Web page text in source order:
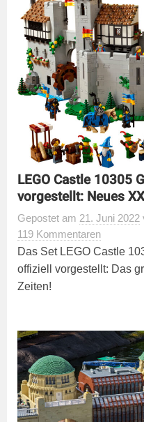
LEGO Castle 10305
vorgestellt: Neues
Gepostet am 21. Juni 2022
119 Kommentaren
Das Set LEGO Castle
offiziell vorgestellt: Das
Zeiten!